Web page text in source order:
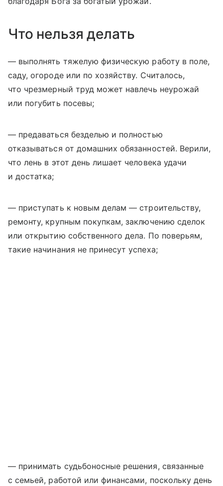
Что нельзя делать
— выполнять тяжелую физическую работу в поле,
саду, огороде или по хозяйству. Считалось,
что чрезмерный труд может навлечь неурожай
или погубить посевы;
— предаваться безделью и полностью
отказываться от домашних обязанностей. Верили,
что лень в этот день лишает человека удачи
и достатка;
— приступать к новым делам — строительству,
ремонту, крупным покупкам, заключению сделок
или открытию собственного дела. По поверьям,
такие начинания не принесут успеха;
— принимать судьбоносные решения, связанные
с семьей, работой или финансами, поскольку день